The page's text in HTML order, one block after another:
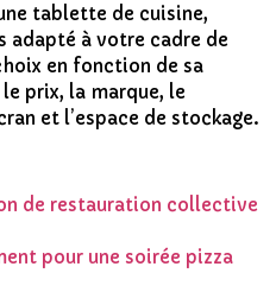
tablette de cuisine,
adapté à votre cadre de
en fonction de sa
prix, la marque, le
et l’espace de stockage.
de restauration collective
pour une soirée pizza